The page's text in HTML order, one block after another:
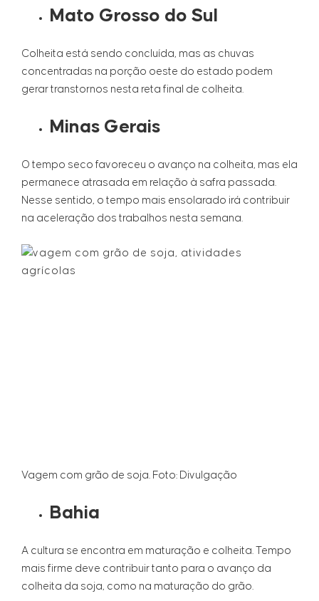
Mato Grosso do Sul
Colheita está sendo concluída, mas as chuvas
concentradas na porção oeste do estado podem
gerar transtornos nesta reta final de colheita.
Minas Gerais
O tempo seco favoreceu o avanço na colheita, mas ela
permanece atrasada em relação à safra passada.
Nesse sentido, o tempo mais ensolarado irá contribuir
na aceleração dos trabalhos nesta semana.
Vagem com grão de soja. Foto: Divulgação
Bahia
A cultura se encontra em maturação e colheita. Tempo
mais firme deve contribuir tanto para o avanço da
colheita da soja, como na maturação do grão.